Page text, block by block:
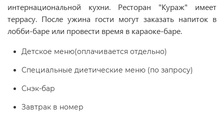
интернациональной кухни. Ресторан "Кураж" имеет
террасу. После ужина гости могут заказать напиток в
лобби-баре или провести время в караоке-баре.
Детское меню(оплачивается отдельно)
Специальные диетические меню (по запросу)
Снэк-бар
Завтрак в номер